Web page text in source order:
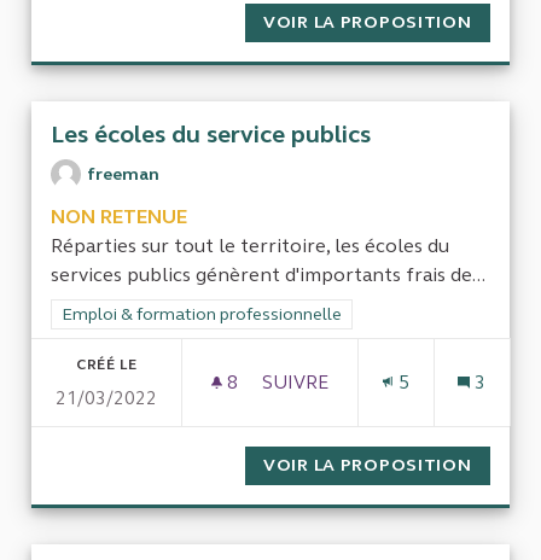
VOIR LA PROPOSITION
Les écoles du service publics
freeman
NON RETENUE
Réparties sur tout le territoire, les écoles du
services publics génèrent d'importants frais de...
Filtrer les résultats de la catégorie : Emploi & formation
Emploi & formation professionnelle
CRÉÉ LE
21/03/2022
8 8 ABONNÉS
SUIVRE
5 3
VOIR LA PROPOSITION